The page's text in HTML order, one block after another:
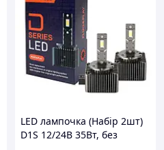
LED лампочка (Набір 2шт)
D1S 12/24В 35Вт, без